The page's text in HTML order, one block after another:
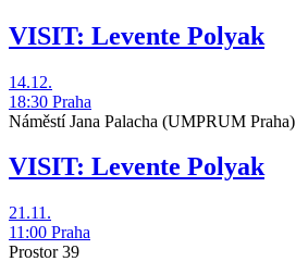
VISIT: Levente Polyak
14.12.
18:30 Praha
Náměstí Jana Palacha (UMPRUM Praha)
VISIT: Levente Polyak
21.11.
11:00 Praha
Prostor 39